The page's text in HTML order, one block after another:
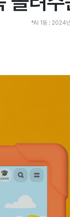
*AI 1등 : 2024년